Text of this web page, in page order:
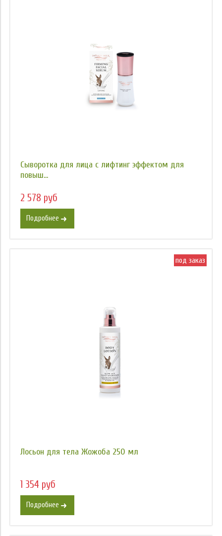
Сыворотка для лица с лифтинг эффектом для
повыш...
2 578 руб
Подробнее
под заказ
Лосьон для тела Жожоба 250 мл
1 354 руб
Подробнее